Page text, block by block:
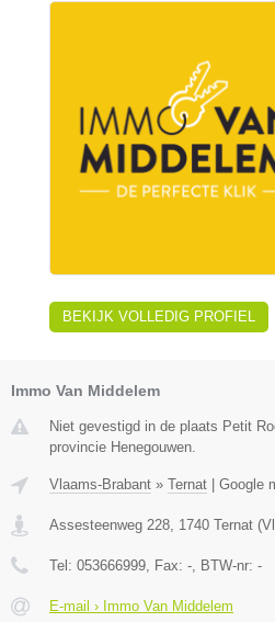
BEKIJK VOLLEDIG PROFIEL
Immo Van Middelem
Niet gevestigd in de plaats Petit
provincie Henegouwen.
Vlaams-Brabant » Ternat Google
Assesteenweg 228 1740 Ternat (
Tel: 053666999 , Fax: - , BTW-nr: -
E-mail › Immo Van Middelem